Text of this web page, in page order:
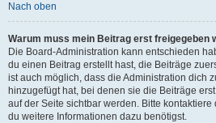
Nach oben
Warum muss mein Beitrag erst freigegeben
Die Board-Administration kann entschieden
du einen Beitrag erstellt hast, die Beiträge
ist auch möglich, dass die Administration dich
hinzugefügt hat, bei denen sie die Beiträge
auf der Seite sichtbar werden. Bitte
du weitere Informationen dazu benötigst.